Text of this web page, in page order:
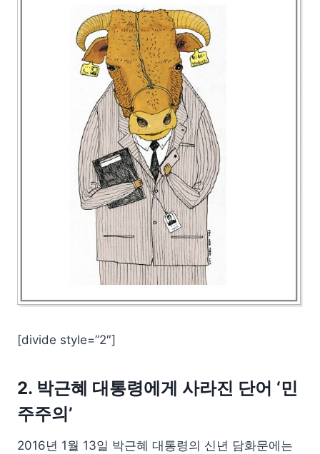
[divide style=”2″]
2. 박근혜 대통령에게 사라진 단어 ‘민
주주의’
2016년 1월 13일 박근혜 대통령의 신년 담화문에는